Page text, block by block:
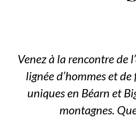
Venez à la rencontre de
lignée d’hommes et
uniques en Béarn et
montagnes.